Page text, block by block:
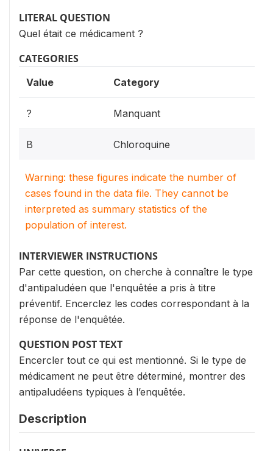
LITERAL QUESTION
Quel était ce médicament ?
CATEGORIES
Value Category
? Manquant
B Chloroquine
Warning: these figures indicate the number of
cases found in the data file. They cannot be
interpreted as summary statistics of the
population of interest.
INTERVIEWER INSTRUCTIONS
Par cette question, on cherche à connaître le type
d'antipaludéen que l'enquêtée a pris à titre
préventif. Encerclez les codes correspondant à la
réponse de l'enquêtée.
QUESTION POST TEXT
Encercler tout ce qui est mentionné. Si le type de
médicament ne peut être déterminé, montrer des
antipaludéens typiques à l’enquêtée.
Description